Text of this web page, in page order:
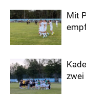
Mit
zwei